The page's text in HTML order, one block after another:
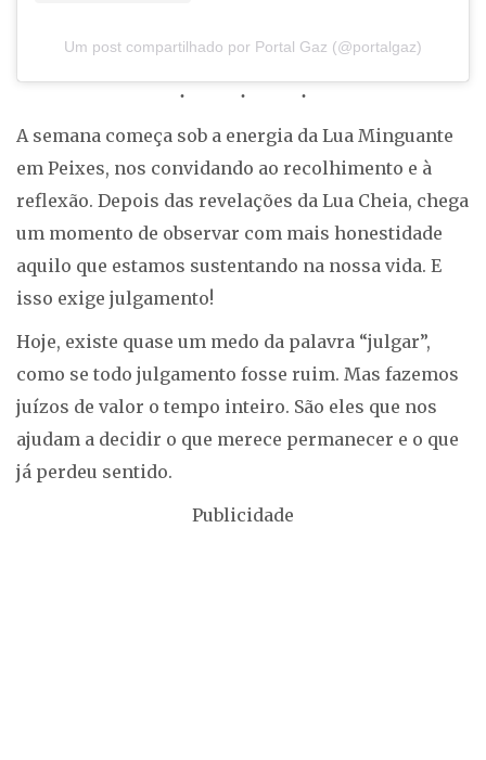
Um post compartilhado por Portal Gaz (@portalgaz)
A semana começa sob a energia da Lua Minguante
em Peixes, nos convidando ao recolhimento e à
reflexão. Depois das revelações da Lua Cheia, chega
um momento de observar com mais honestidade
aquilo que estamos sustentando na nossa vida. E
isso exige julgamento!
Hoje, existe quase um medo da palavra “julgar”,
como se todo julgamento fosse ruim. Mas fazemos
juízos de valor o tempo inteiro. São eles que nos
ajudam a decidir o que merece permanecer e o que
já perdeu sentido.
Publicidade